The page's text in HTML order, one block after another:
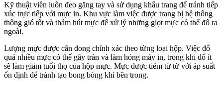
Kỹ thuật viên luôn đeo găng tay và sử dụng khẩu trang để tránh tiếp
xúc trực tiếp với mực in. Khu vực làm việc được trang bị hệ thống
thông gió tốt và thảm hút mực để xử lý những giọt mực có thể đổ ra
ngoài.
Lượng mực được cân đong chính xác theo từng loại hộp. Việc đổ
quá nhiều mực có thể gây tràn và làm hỏng máy in, trong khi đổ ít
sẽ làm giảm tuổi thọ của hộp mực. Mực được tiêm từ từ với áp suất
ổn định để tránh tạo bong bóng khí bên trong.